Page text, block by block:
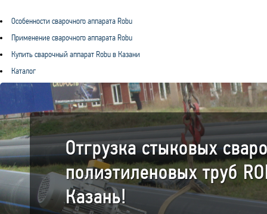
Особенности сварочного аппарата Robu
Применение сварочного аппарата Robu
Купить сварочный аппарат Robu в Казани
Каталог
Отгрузка стыковых
полиэтиленовых труб
Казань!